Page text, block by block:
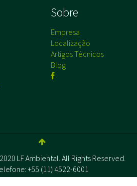
Sobre
Empresa
Localização
Artigos Técnicos
Blog
LF Ambiental. All Rights Reserved.
+55 (11) 4522-6001